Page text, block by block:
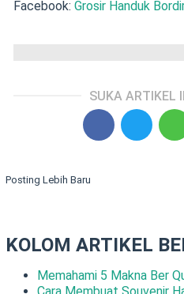
Facebook: Grosir Handuk
SUKA ARTIKEL
Posting Lebih Baru
KOLOM ARTIKEL
Memahami 5 Makna Ber